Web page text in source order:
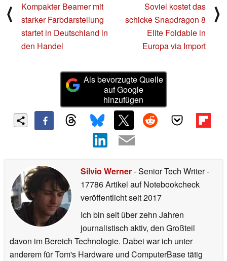
⟨
Kompakter Beamer mit
starker Farbdarstellung
startet in Deutschland in
den Handel
Soviel kostet das
schicke Snapdragon 8
Elite Foldable in
Europa via Import
⟩
Als bevorzugte Quelle
auf Google
hinzufügen
Silvio Werner- Senior Tech Writer-
17786 Artikel auf Notebookcheck
veröffentlichtseit 2017
Ich bin seit über zehn Jahren
journalistisch aktiv, den Großteil
davon im Bereich Technologie. Dabei war ich unter
anderem für Tom's Hardware und ComputerBase tätig